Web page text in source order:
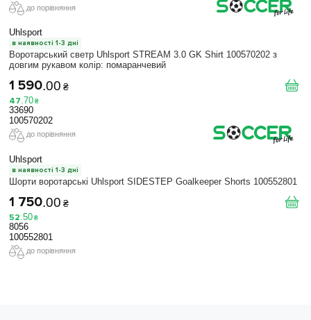
до порівняння
Uhlsport
в наявності 1-3 дні
Воротарський светр Uhlsport STREAM 3.0 GK Shirt 100570202 з
довгим рукавом колір: помаранчевий
1 590.00 ₴
47.70 ₴
33690
100570202
до порівняння
Uhlsport
в наявності 1-3 дні
Шорти воротарські Uhlsport SIDESTEP Goalkeeper Shorts 100552801
1 750.00 ₴
52.50 ₴
8056
100552801
до порівняння